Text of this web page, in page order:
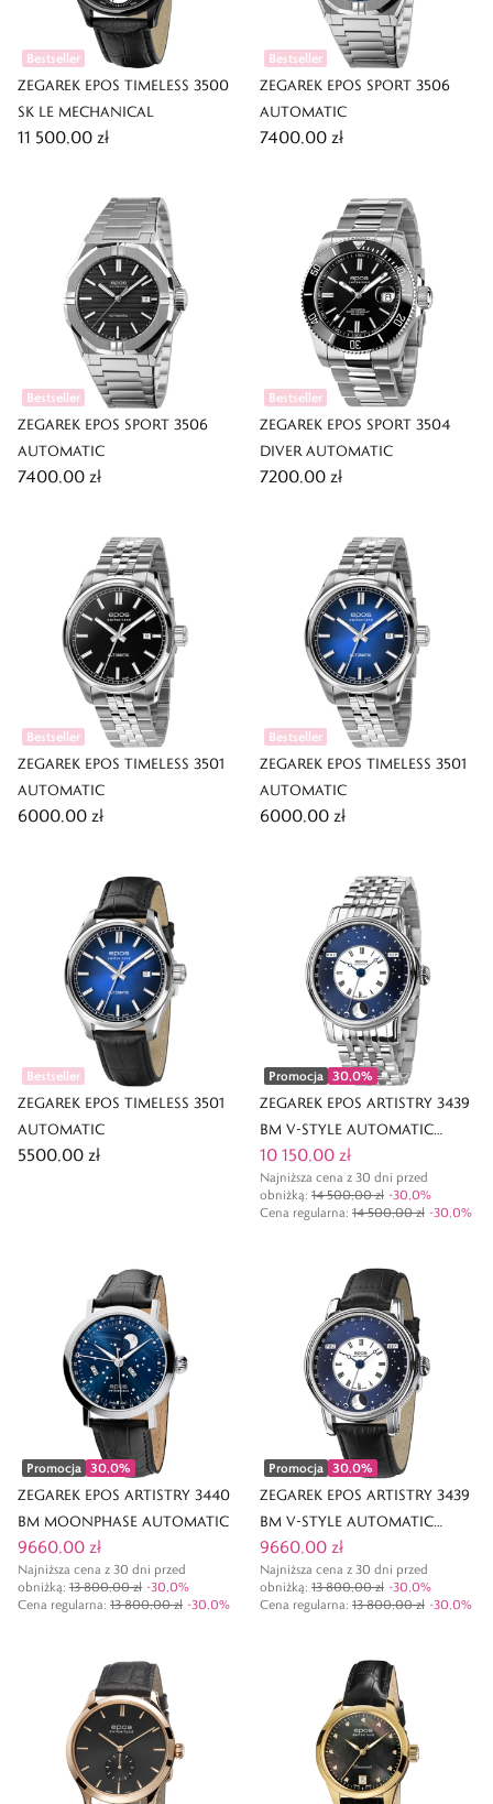
Bestseller
ZEGAREK EPOS TIMELESS 3500
SK LE MECHANICAL
11 500,00 zł
Bestseller
ZEGAREK EPOS SPORT 3506
AUTOMATIC
7400,00 zł
Bestseller
ZEGAREK EPOS SPORT 3506
AUTOMATIC
7400,00 zł
Bestseller
ZEGAREK EPOS SPORT 3504
DIVER AUTOMATIC
7200,00 zł
Bestseller
ZEGAREK EPOS TIMELESS 3501
AUTOMATIC
6000,00 zł
Bestseller
ZEGAREK EPOS TIMELESS 3501
AUTOMATIC
6000,00 zł
Bestseller
ZEGAREK EPOS TIMELESS 3501
AUTOMATIC
5500,00 zł
Promocja 30,0%
ZEGAREK EPOS ARTISTRY 3439
BM V-STYLE AUTOMATIC
MOONPHASE
10 150,00 zł
Najniższa cena z 30 dni przed
obniżką: 14 500,00 zł -30,0%
Cena regularna: 14 500,00 zł -30,0%
Promocja 30,0%
ZEGAREK EPOS ARTISTRY 3440
BM MOONPHASE AUTOMATIC
9660,00 zł
Najniższa cena z 30 dni przed
obniżką: 13 800,00 zł -30,0%
Cena regularna: 13 800,00 zł -30,0%
Promocja 30,0%
ZEGAREK EPOS ARTISTRY 3439
BM V-STYLE AUTOMATIC
MOONPHASE
9660,00 zł
Najniższa cena z 30 dni przed
obniżką: 13 800,00 zł -30,0%
Cena regularna: 13 800,00 zł -30,0%